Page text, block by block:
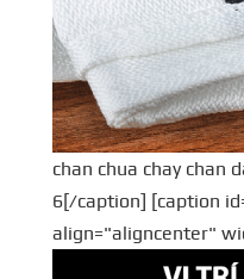
chan chua chay chan
6[/caption] [caption
align="aligncenter"